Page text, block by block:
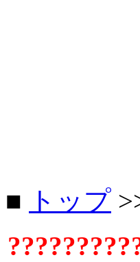
■ トップ